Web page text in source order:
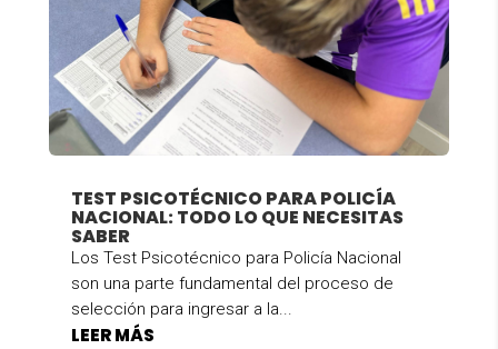
TEST PSICOTÉCNICO PARA POLICÍA
NACIONAL: TODO LO QUE NECESITAS
SABER
Los Test Psicotécnico para Policía Nacional
son una parte fundamental del proceso de
selección para ingresar a la...
LEER MÁS